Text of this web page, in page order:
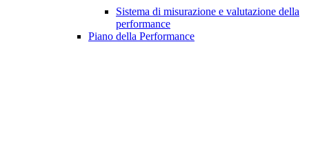
Sistema di misurazione e valutazione della
performance
Piano della Performance